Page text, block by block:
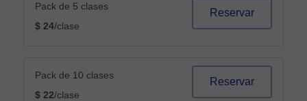
Pack de 5 clases
$ 24/clase
Reservar
Pack de 10 clases
$ 22/clase
Reservar